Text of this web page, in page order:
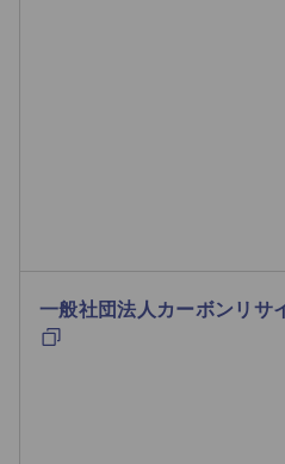
一般社団法人カーボンリサ